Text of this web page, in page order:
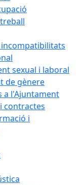
sexual i laboral
de gènere
a l'Ajuntament
contractes
i